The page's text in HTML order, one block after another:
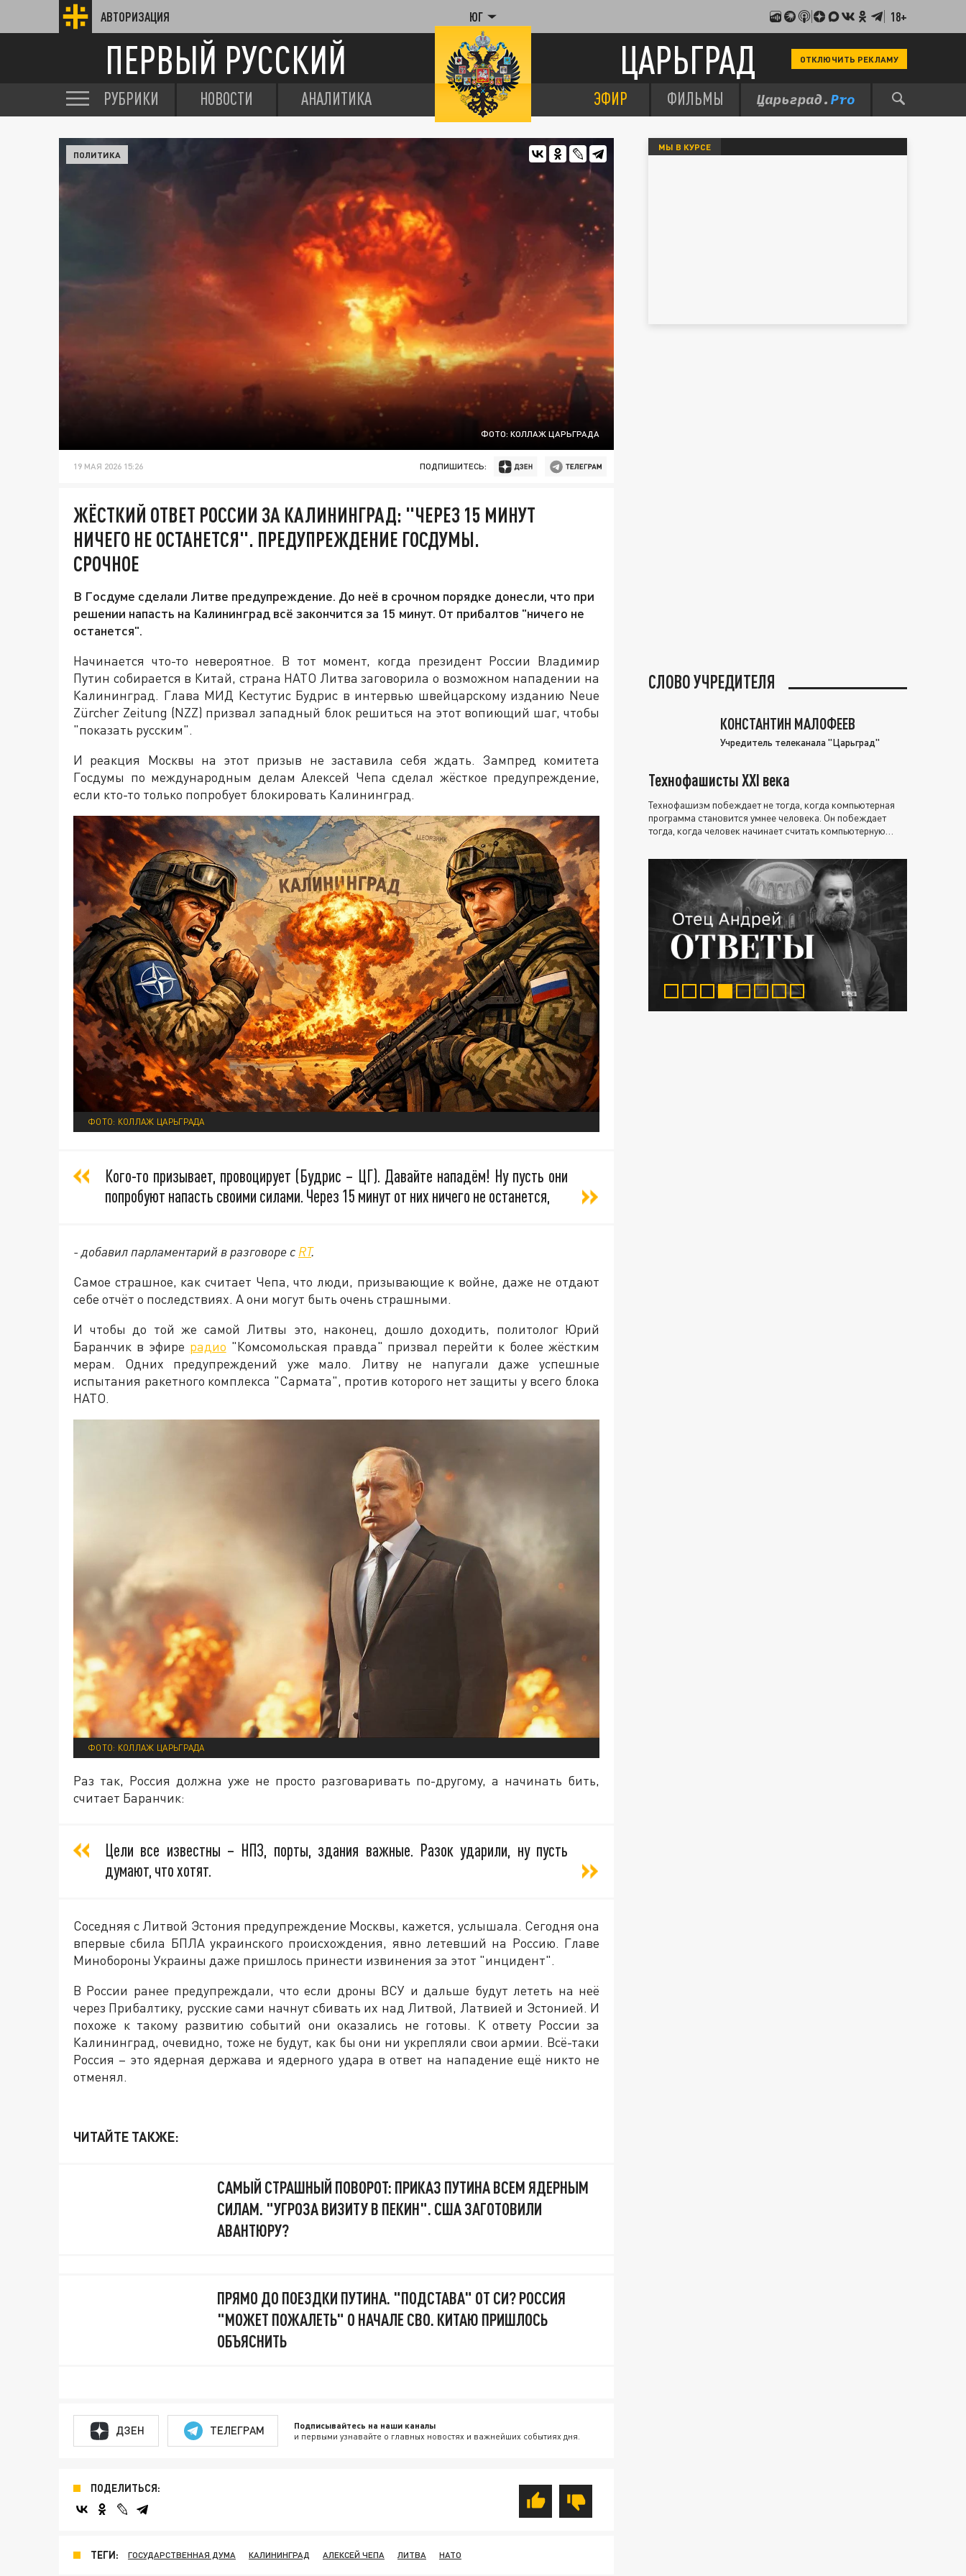
АВТОРИЗАЦИЯ ЮГ 18+
ПЕРВЫЙ РУССКИЙ ЦАРЬГРАД ОТКЛЮЧИТЬ РЕКЛАМУ
РУБРИКИ НОВОСТИ АНАЛИТИКА ЭФИР ФИЛЬМЫ
ФОТО: КОЛЛАЖ ЦАРЬГРАДА
ПОЛИТИКА
19 МАЯ 2026 15:26 ПОДПИШИТЕСЬ:
ЖЁСТКИЙ ОТВЕТ РОССИИ ЗА КАЛИНИНГРАД: "ЧЕРЕЗ 15 МИНУТ
НИЧЕГО НЕ ОСТАНЕТСЯ". ПРЕДУПРЕЖДЕНИЕ ГОСДУМЫ.
СРОЧНОЕ
В Госдуме сделали Литве предупреждение. До неё в срочном порядке донесли, что при
решении напасть на Калининград всё закончится за 15 минут. От прибалтов "ничего не
останется".
Начинается что-то невероятное. В тот момент, когда президент России Владимир
Путин собирается в Китай, страна НАТО Литва заговорила о возможном нападении на
Калининград. Глава МИД Кестутис Будрис в интервью швейцарскому изданию Neue
Zürcher Zeitung (NZZ) призвал западный блок решиться на этот вопиющий шаг, чтобы
"показать русским".
И реакция Москвы на этот призыв не заставила себя ждать. Зампред комитета
Госдумы по международным делам Алексей Чепа сделал жёсткое предупреждение,
если кто-то только попробует блокировать Калининград.
ФОТО: КОЛЛАЖ ЦАРЬГРАДА
Кого-то призывает, провоцирует (Будрис – ЦГ). Давайте нападём! Ну пусть они
попробуют напасть своими силами. Через 15 минут от них ничего не останется,
- добавил парламентарий в разговоре с RT.
Самое страшное, как считает Чепа, что люди, призывающие к войне, даже не отдают
себе отчёт о последствиях. А они могут быть очень страшными.
И чтобы до той же самой Литвы это, наконец, дошло доходить, политолог Юрий
Баранчик в эфире радио "Комсомольская правда" призвал перейти к более жёстким
мерам. Одних предупреждений уже мало. Литву не напугали даже успешные
испытания ракетного комплекса "Сармата", против которого нет защиты у всего блока
НАТО.
ФОТО: КОЛЛАЖ ЦАРЬГРАДА
Раз так, Россия должна уже не просто разговаривать по-другому, а начинать бить,
считает Баранчик:
Цели все известны – НПЗ, порты, здания важные. Разок ударили, ну пусть
думают, что хотят.
Соседняя с Литвой Эстония предупреждение Москвы, кажется, услышала. Сегодня она
впервые сбила БПЛА украинского происхождения, явно летевший на Россию. Главе
Минобороны Украины даже пришлось принести извинения за этот "инцидент".
В России ранее предупреждали, что если дроны ВСУ и дальше будут лететь на неё
через Прибалтику, русские сами начнут сбивать их над Литвой, Латвией и Эстонией. И
похоже к такому развитию событий они оказались не готовы. К ответу России за
Калининград, очевидно, тоже не будут, как бы они ни укрепляли свои армии. Всё-таки
Россия – это ядерная держава и ядерного удара в ответ на нападение ещё никто не
отменял.
ЧИТАЙТЕ ТАКЖЕ:
САМЫЙ СТРАШНЫЙ ПОВОРОТ: ПРИКАЗ ПУТИНА ВСЕМ ЯДЕРНЫМ
СИЛАМ. "УГРОЗА ВИЗИТУ В ПЕКИН". США ЗАГОТОВИЛИ
АВАНТЮРУ?
ПРЯМО ДО ПОЕЗДКИ ПУТИНА. "ПОДСТАВА" ОТ СИ? РОССИЯ
"МОЖЕТ ПОЖАЛЕТЬ" О НАЧАЛЕ СВО. КИТАЮ ПРИШЛОСЬ
ОБЪЯСНИТЬ
ДЗЕН ТЕЛЕГРАМ Подписывайтесь на наши каналы
и первыми узнавайте о главных новостях и важнейших событиях дня.
ПОДЕЛИТЬСЯ:
ТЕГИ: ГОСУДАРСТВЕННАЯ ДУМА КАЛИНИНГРАД АЛЕКСЕЙ ЧЕПА ЛИТВА НАТО
МЫ В КУРСЕ
СЛОВО УЧРЕДИТЕЛЯ
КОНСТАНТИН МАЛОФЕЕВ
Учредитель телеканала "Царьград"
Технофашисты XXI века
Технофашизм побеждает не тогда, когда компьютерная
программа становится умнее человека. Он побеждает
тогда, когда человек начинает считать компьютерную